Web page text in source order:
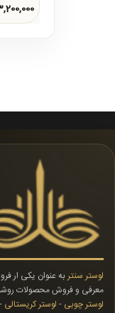
لوستر سنتربه عنوان یکی ار
معرفی و فروش محصولات
لوستر چوبی - لوستر کریستالی -